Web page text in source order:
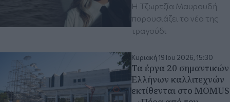
Η Τζωρτζία Μαυρουδή
παρουσιάζει το νέο της
τραγούδι
Κυριακή 19 Ιου 2026, 15:30
Τα έργα 20 σημαντικών
Ελλήνων καλλιτεχνών
εκτίθενται στο MOMUS